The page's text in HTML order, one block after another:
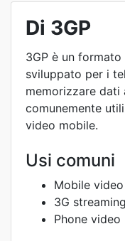
Di 3GP
3GP è un
sviluppato per i
memorizzare dati
comunemente
video mobile.
Usi comuni
Mobile video
3G streaming
Phone video